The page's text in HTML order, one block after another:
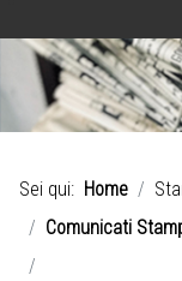
Sei qui: Home
Comunicati